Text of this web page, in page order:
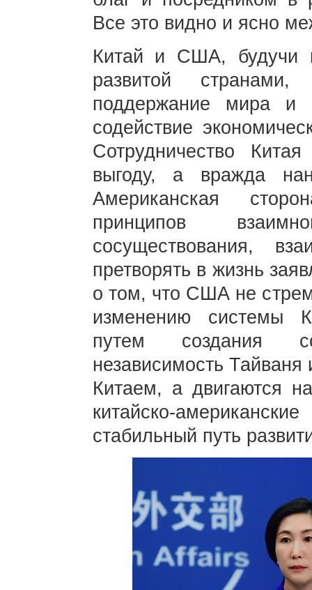
Все это видно и ясно
Китай и США, будучи
развитой странами,
поддержание мира и
содействие
Сотрудничество
выгоду, а вражда
Американская
принципов
сосуществования,
претворять в жизнь
о том, что США не
изменению системы
путем создания
независимость
Китаем, а двигаются
китайско-
стабильный путь